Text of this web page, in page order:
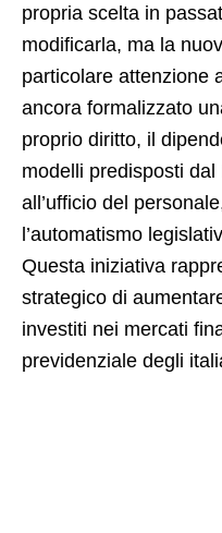
propria scelta in
modificarla, ma la
particolare attenzione
ancora formalizzato
proprio diritto, il
modelli predisposti
all’ufficio del
l’automatismo
Questa iniziativa
strategico di
investiti nei mercati
previdenziale degli